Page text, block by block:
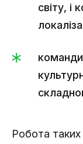
світу, і
Робота